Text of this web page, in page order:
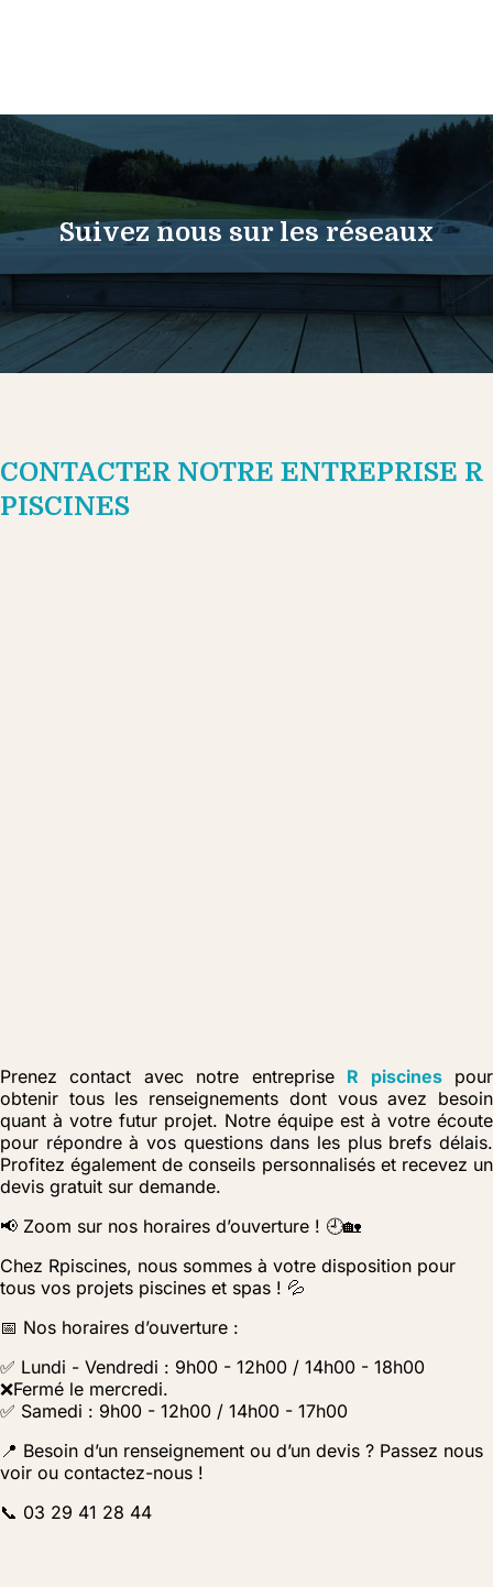
Suivez nous sur les réseaux
CONTACTER NOTRE ENTREPRISE R
PISCINES
Prenez contact avec notre entreprise R piscinespour
obtenir tous les renseignements dont vous avez besoin
quant à votre futur projet. Notre équipe est à votre écoute
pour répondre à vos questions dans les plus brefs délais.
Profitez également de conseils personnalisés et recevez un
devis gratuit sur demande.
📢 Zoom sur nos horaires d’ouverture ! 🕘🏡
Chez Rpiscines, nous sommes à votre disposition pour
tous vos projets piscines et spas ! 💦
📅 Nos horaires d’ouverture :
✅ Lundi - Vendredi : 9h00 - 12h00 / 14h00 - 18h00
❌Fermé le mercredi.
✅ Samedi : 9h00 - 12h00 / 14h00 - 17h00
📍 Besoin d’un renseignement ou d’un devis ? Passez nous
voir ou contactez-nous !
📞 03 29 41 28 44